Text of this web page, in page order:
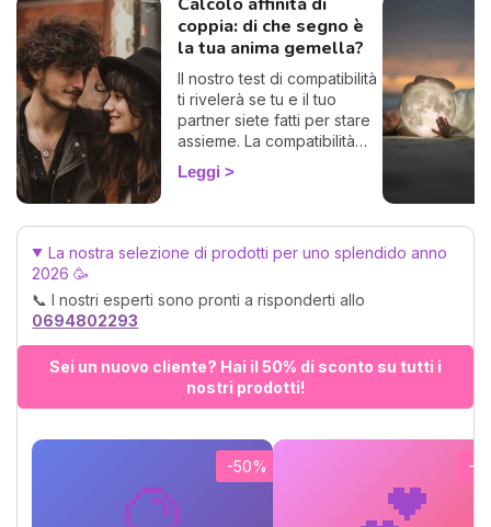
coppia: di che segno è
la tua anima gemella?
Il nostro test di compatibilità
ti rivelerà se tu e il tuo
partner siete fatti per stare
assieme. La compatibilità
zodiacale è uno strumento
formidabile per scoprire di
gemella, la persona perfetta
con la quale trascorrere
tutta la tua vita. Calcola
di coppia, ti basterà
quello del tuo partner o
aspirante tale. 💓
Leggi
La nostra selezione di prodotti per uno splendido anno
2026 🥳
📞 I nostri esperti sono pronti a risponderti allo
0694802293
Sei un nuovo cliente? Hai il 50% di sconto su tutti i
nostri prodotti!
-50% -